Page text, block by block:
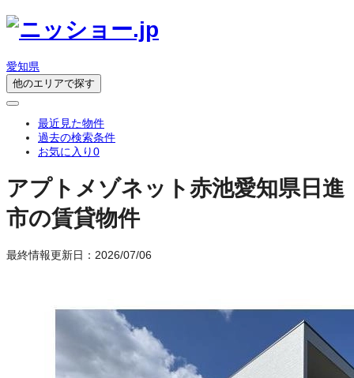
愛知県
他のエリアで探す
最近見た物件
過去の検索条件
お気に入り0
アプトメゾネット赤池愛知県日進
市の賃貸物件
最終情報更新日：2026/07/06